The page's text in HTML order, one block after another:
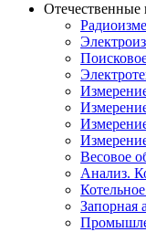
Весовое
Анализ.
Запорная